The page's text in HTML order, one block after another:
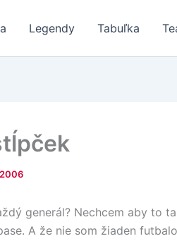
Legendy Tabuľka
generál? Nechcem aby to
A že nie som žiaden